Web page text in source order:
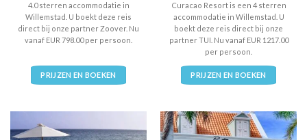
4.0 sterren accommodatie in
Willemstad. U boekt deze reis
direct bij onze partner Zoover. Nu
vanaf EUR 798.00 per persoon.
PRIJZEN EN BOEKEN
Curacao Resort is een 4 sterren
accommodatie in Willemstad. U
boekt deze reis direct bij onze
partner TUI. Nu vanaf EUR 1217.00
per persoon.
PRIJZEN EN BOEKEN